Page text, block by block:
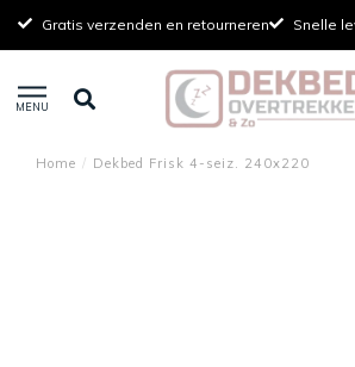
Gratis verzenden en retourneren Snelle
MENU
Home / Dekbed Frisk 4-seiz. 240x220